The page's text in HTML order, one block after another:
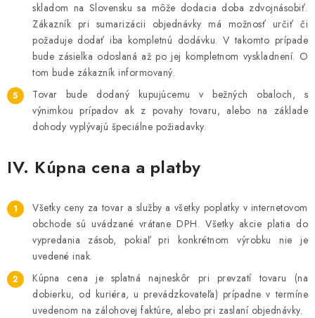
skladom na Slovensku sa môže dodacia doba zdvojnásobiť.
Zákazník pri sumarizácii objednávky má možnosť určiť či
požaduje dodať iba kompletnú dodávku. V takomto prípade
bude zásielka odoslaná až po jej kompletnom vyskladnení. O
tom bude zákazník informovaný.
Tovar bude dodaný kupujúcemu v bežných obaloch, s
výnimkou prípadov ak z povahy tovaru, alebo na základe
dohody vyplývajú špeciálne požiadavky.
IV. Kúpna cena a platby
Všetky ceny za tovar a služby a všetky poplatky v internetovom
obchode sú uvádzané vrátane DPH. Všetky akcie platia do
vypredania zásob, pokiaľ pri konkrétnom výrobku nie je
uvedené inak.
Kúpna cena je splatná najneskôr pri prevzatí tovaru (na
dobierku, od kuriéra, u prevádzkovateľa) prípadne v termíne
uvedenom na zálohovej faktúre, alebo pri zaslaní objednávky.